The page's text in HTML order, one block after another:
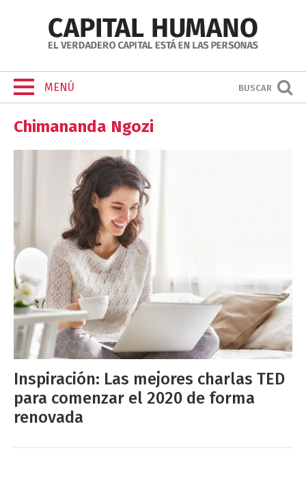
MENÚ BUSCAR
Chimananda Ngozi
Inspiración: Las mejores charlas TED
para comenzar el 2020 de forma
renovada